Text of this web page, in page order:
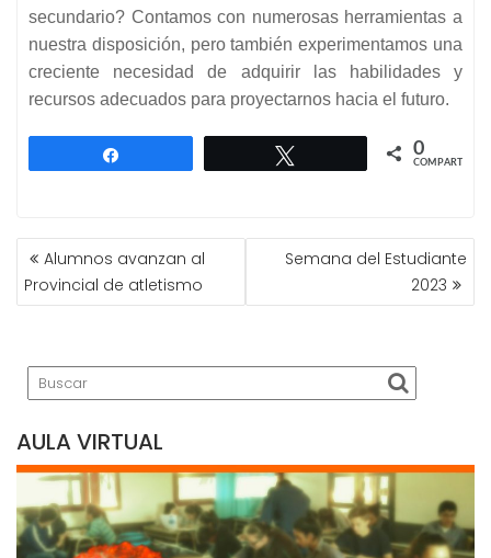
secundario? Contamos con numerosas herramientas a
nuestra disposición, pero también experimentamos una
creciente necesidad de adquirir las habilidades y
recursos adecuados para proyectarnos hacia el futuro.
0
COMPARTIR
NAVEGACIÓN
DE
ENTRADAS
Alumnos avanzan al
Provincial de atletismo
Semana del Estudiante
2023
AULA VIRTUAL